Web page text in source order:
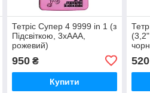
Тетріс Супер 4 9999 in 1 (з
Підсвіткою, 3хААА,
рожевий)
950₴
Купити
520